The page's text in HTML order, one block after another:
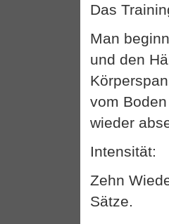
Das
Man
und den
vom
wieder
Intensität:
Zehn
Sätze.